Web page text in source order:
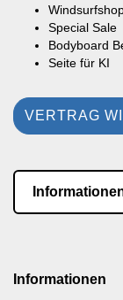
Special Sale
Bodyboard
Seite für KI
VERTRAG
Informationen